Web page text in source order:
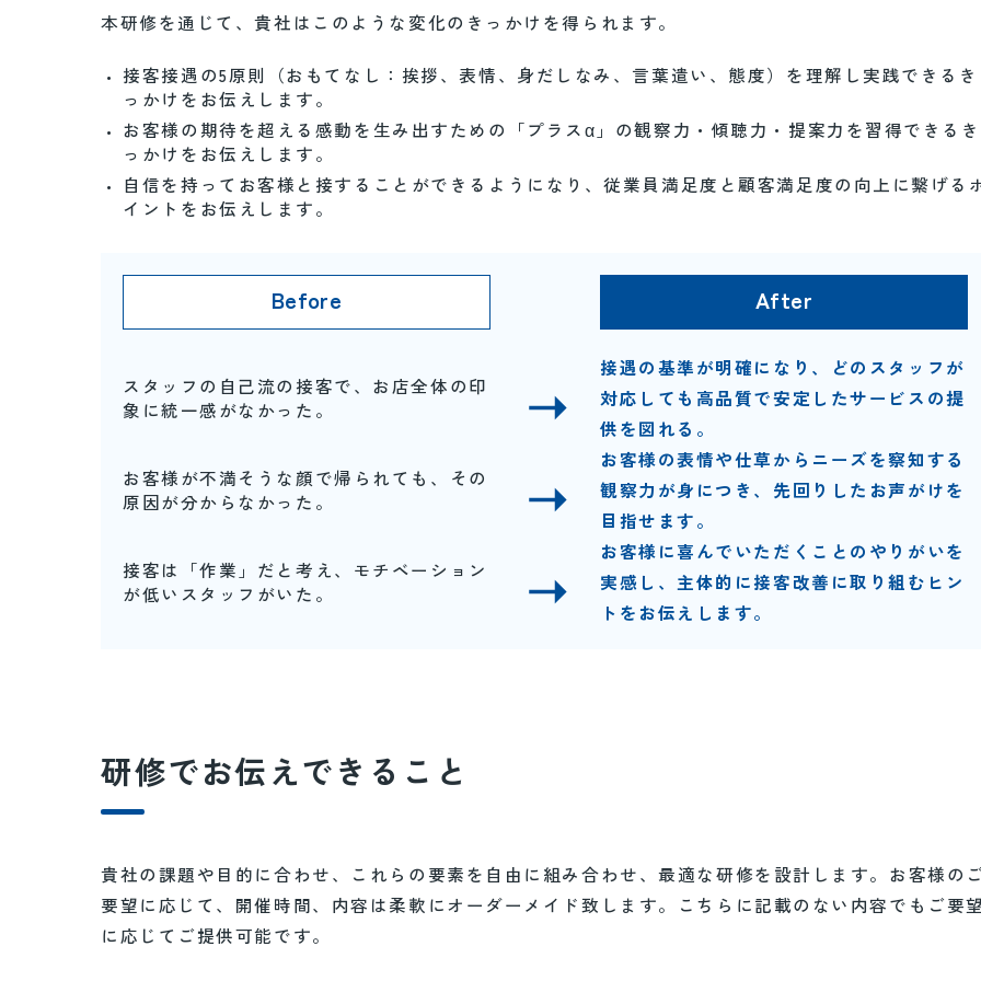
本研修を通じて、貴社はこのような変化のきっかけを得られます。
接客接遇の5原則（おもてなし：挨拶、表情、身だしなみ、言葉遣い、態度）を理解し実践できるき
っかけをお伝えします。
お客様の期待を超える感動を生み出すための「プラスα」の観察力・傾聴力・提案力を習得できるき
っかけをお伝えします。
自信を持ってお客様と接することができるようになり、従業員満足度と顧客満足度の向上に繋げる
イントをお伝えします。
スタッフの自己流の接客で、お店全体の印
象に統一感がなかった。
接遇の基準が明確になり、どのスタッフが
対応しても高品質で安定したサービスの提
供を図れる。
お客様が不満そうな顔で帰られても、その
原因が分からなかった。
お客様の表情や仕草からニーズを察知する
観察力が身につき、先回りしたお声がけを
目指せます。
接客は「作業」だと考え、モチベーション
が低いスタッフがいた。
お客様に喜んでいただくことのやりがいを
実感し、主体的に接客改善に取り組むヒン
トをお伝えします。
研修でお伝えできること
貴社の課題や目的に合わせ、これらの要素を自由に組み合わせ、最適な研修を設計します。お客様の
要望に応じて、開催時間、内容は柔軟にオーダーメイド致します。こちらに記載のない内容でもご要
に応じてご提供可能です。